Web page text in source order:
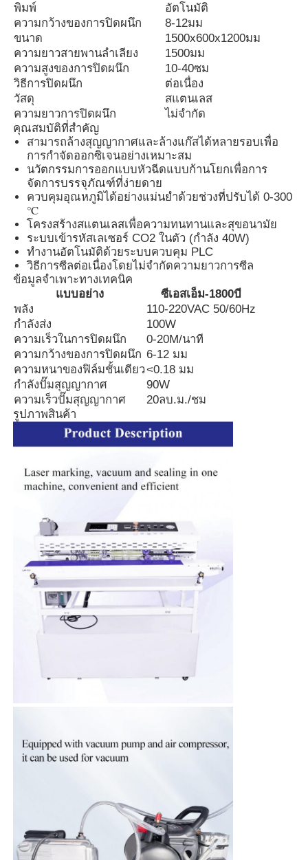
ควบคุมคุณภาพ
ติดต่อเรา
ข่าว
ขออ้าง
เครื่องไฟเบอร์เลเซอร์มาร์คกิ้ง
เครื่องหมายเลเซอร์มือ
เครื่องยิงเลเซอร์ CO2
เครื่องทำเครื่องหมายเลเซอร์ UV
เครื่องพิมพ์เจ็ต
คาร์ทริจหมึกอุตสาหกรรม
เครื่องประปาต่อเนื่อง
พิมพ์
อัตโนมัติ
ความกว้างของการปิดผนึก
8-12มม
ขนาด
1500x600x1200มม
ความยาวสายพานลำเลียง
1500มม
ความสูงของการปิดผนึก
10-40ซม
วิธีการปิดผนึก
ต่อเนื่อง
วัสดุ
สแตนเลส
ความยาวการปิดผนึก
ไม่จำกัด
คุณสมบัติที่สำคัญ
สามารถล้างสุญญากาศและล้างแก๊สได้หลายรอบเพื่อ
การกำจัดออกซิเจนอย่างเหมาะสม
นวัตกรรมการออกแบบหัวฉีดแบบก้านโยกเพื่อการ
จัดการบรรจุภัณฑ์ที่ง่ายดาย
ควบคุมอุณหภูมิได้อย่างแม่นยำด้วยช่วงที่ปรับได้ 0-300
℃
โครงสร้างสแตนเลสเพื่อความทนทานและสุขอนามัย
ระบบเข้ารหัสเลเซอร์ CO2 ในตัว (กำลัง 40W)
ทำงานอัตโนมัติด้วยระบบควบคุม PLC
วิธีการซีลต่อเนื่องโดยไม่จำกัดความยาวการซีล
ข้อมูลจำเพาะทางเทคนิค
แบบอย่าง
ซีเอสเอ็ม-1800บี
พลัง
110-220VAC 50/60Hz
กำลังส่ง
100W
ความเร็วในการปิดผนึก
0-20M/นาที
ความกว้างของการปิดผนึก 6-12 มม
ความหนาของฟิล์มชั้นเดียว<0.18 มม
กำลังปั๊มสุญญากาศ
90W
ความเร็วปั๊มสุญญากาศ
20ลบ.ม./ชม
รูปภาพสินค้า